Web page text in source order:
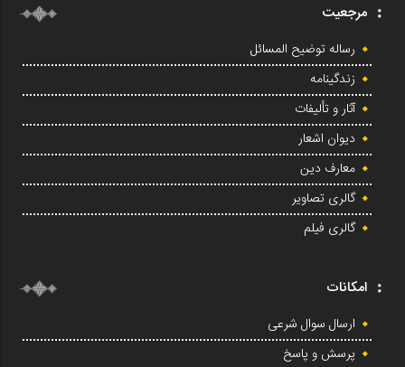
مرجعیت
رساله توضیح المسائل
زندگینامه
آثار و تألیفات
دیوان اشعار
معارف دین
گالری تصاویر
گالری فیلم
امکانات
ارسال سوال شرعی
پرسش و پاسخ